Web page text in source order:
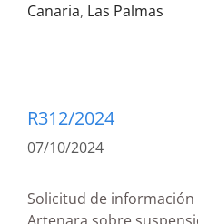
Canaria, Las Palmas
R312/2024
07/10/2024
Solicitud de